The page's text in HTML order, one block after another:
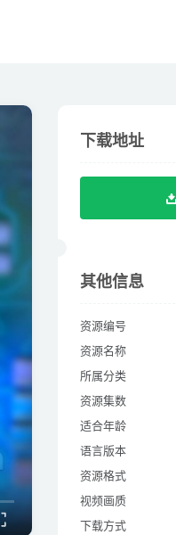
资源名称
所属分类
资源集数
适合年龄
语言版本
资源格式
视频画质
下载方式
更新日期
下载地址
其他信息
资源编号
资源名称
所属分类
资源集数
适合年龄
语言版本
资源格式
视频画质
下载方式